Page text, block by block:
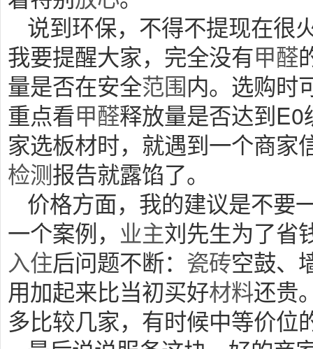
说到环保，不得不提现在很
我要提醒大家，完全没有甲醛
量是否在安全范围内。选购时
重点看甲醛释放量是否达到
家选板材时，就遇到一个商家
检测报告就露馅了。
价格方面，我的建议是不要
一个案例， 业主刘先生为了省
入住后问题不断： 瓷砖空鼓、
用加起来比当初买好材料还贵
多比较几家，有时候中等价位